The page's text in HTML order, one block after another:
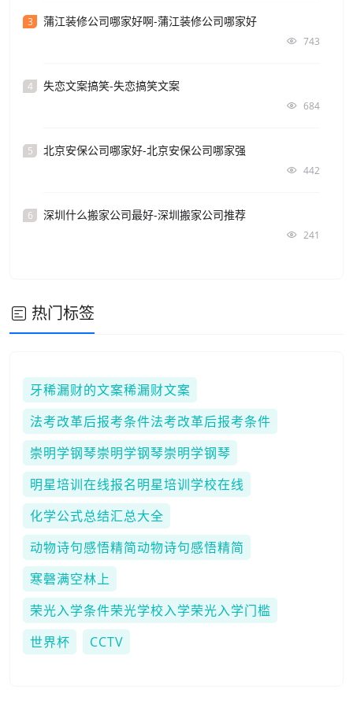
3 蒲江装修公司哪家好啊-蒲江装修公司哪家好
743
4 失恋文案搞笑-失恋搞笑文案
684
5 北京安保公司哪家好-北京安保公司哪家强
442
6 深圳什么搬家公司最好-深圳搬家公司推荐
241
热门标签
牙稀漏财的文案稀漏财文案
法考改革后报考条件法考改革后报考条件
崇明学钢琴崇明学钢琴崇明学钢琴
明星培训在线报名明星培训学校在线
化学公式总结汇总大全
动物诗句感悟精简动物诗句感悟精简
寒磬满空林上
荣光入学条件荣光学校入学荣光入学门槛
世界杯
CCTV